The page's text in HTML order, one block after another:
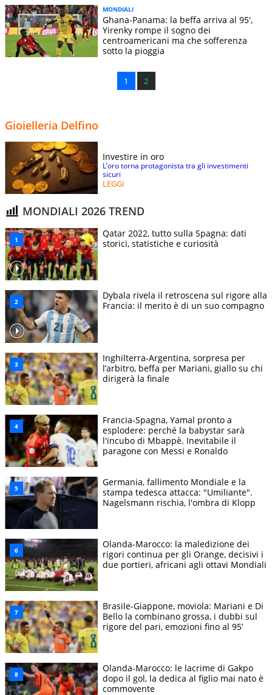
MONDIALI
Ghana-Panama: la beffa arriva al 95',
Yirenky rompe il sogno dei
centroamericani ma che sofferenza
sotto la pioggia
1 2
Gioielleria Delfino
Investire in oro
L’oro torna protagonista tra gli investimenti
sicuri
LEGGI
MONDIALI 2026 TREND
Qatar 2022, tutto sulla Spagna: dati
storici, statistiche e curiosità
Dybala rivela il retroscena sul rigore alla
Francia: il merito è di un suo compagno
Inghilterra-Argentina, sorpresa per
l’arbitro, beffa per Mariani, giallo su chi
dirigerà la finale
Francia-Spagna, Yamal pronto a
esplodere: perché la babystar sarà
l'incubo di Mbappè. Inevitabile il
paragone con Messi e Ronaldo
Germania, fallimento Mondiale e la
stampa tedesca attacca: "Umiliante".
Nagelsmann rischia, l'ombra di Klopp
Olanda-Marocco: la maledizione dei
rigori continua per gli Orange, decisivi i
due portieri, africani agli ottavi Mondiali
Brasile-Giappone, moviola: Mariani e Di
Bello la combinano grossa, i dubbi sul
rigore del pari, emozioni fino al 95’
Olanda-Marocco: le lacrime di Gakpo
dopo il gol, la dedica al figlio mai nato è
commovente